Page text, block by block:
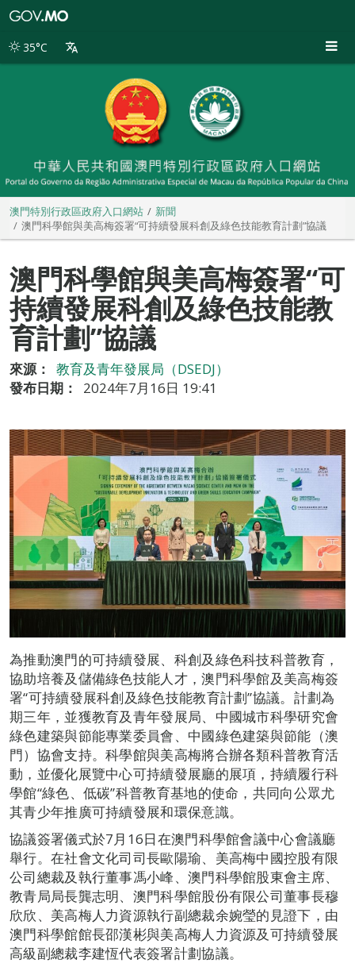
別
35°C
澳門特別行政區政府入口網站
新聞
澳門科學館與美高梅簽署“可持續發展科創及綠色技能教育計劃”協議
澳門科學館與美高梅簽署“可
持續發展科創及綠色技能教
育計劃”協議
來源：
教育及青年發展局（DSEDJ）
發布日期：
2024年7月16日 19:41
為推動澳門的可持續發展、科創及綠色科技科普教育，
協助培養及儲備綠色技能人才，澳門科學館及美高梅簽
署“可持續發展科創及綠色技能教育計劃”協議。計劃為
期三年，並獲教育及青年發展局、中國城市科學研究會
綠色建築與節能專業委員會、中國綠色建築與節能（澳
門）協會支持。科學館與美高梅將合辦各類科普教育活
動，並優化展覽中心可持續發展廳的展項，持續履行科
學館“綠色、低碳”科普教育基地的使命，共同向公眾尤
其青少年推廣可持續發展和環保意識。
協議簽署儀式於7月16日在澳門科學館會議中心會議廳
舉行。在社會文化司司長歐陽瑜、美高梅中國控股有限
公司總裁及執行董事馮小峰、澳門科學館股東會主席、
教青局局長龔志明、澳門科學館股份有限公司董事長穆
欣欣、美高梅人力資源執行副總裁余婉瑩的見證下，由
澳門科學館館長邵漢彬與美高梅人力資源及可持續發展
高級副總裁李建恆代表簽署計劃協議。